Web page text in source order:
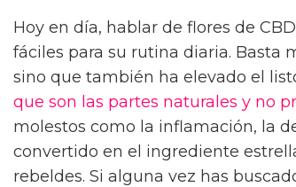
Hoy en día, hablar de flores de
fáciles para su rutina diaria. Basta
sino que también ha elevado el
que son las partes naturales y no
molestos como la inflamación, la
convertido en el ingrediente
rebeldes. Si alguna vez has